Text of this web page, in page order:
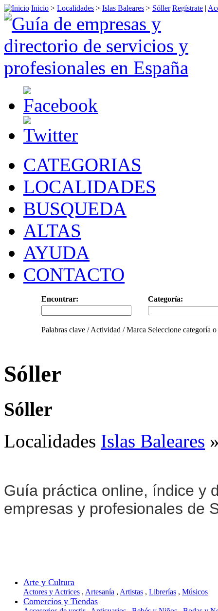
Inicio > Localidades > Islas Baleares > Sóller Regístrate |
CATEGORIAS
LOCALIDADES
BUSQUEDA
ALTAS
AYUDA
CONTACTO
Encontrar: Categoría:
Palabras clave / Actividad / Marca Seleccione categoría
Sóller
Sóller
Localidades Islas Baleares
Guía práctica online, índice y
empresas y profesionales de
Arte y Cultura
Actores y Actrices , Artesanía , Artistas , Librerías , Músicos
Comercios y Tiendas